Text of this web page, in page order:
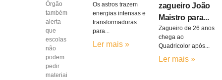
Órgão
também
alerta
que
escolas
não
podem
pedir
materiais
Os astros trazem
energias intensas e
transformadoras
para...
Ler mais »
zagueiro João
Maistro para...
Zagueiro de 26 anos
chega ao
Quadricolor após...
Ler mais »